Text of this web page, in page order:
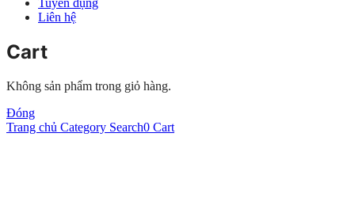
Tuyển dụng
Liên hệ
Cart
Không sản phẩm trong giỏ hàng.
Đóng
Trang chủ Category Search0 Cart